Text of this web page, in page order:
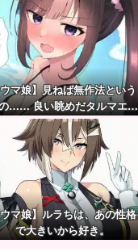
マ娘】見ねば無作法という
…… 良い眺めだタルマエ…
（殴
マ娘】ルラちは、あの性格
で大きいから好き。